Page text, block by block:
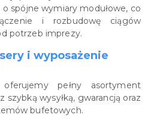
spójne wymiary modułowe, co
i rozbudowę ciągów
potrzeb imprezy.
i wyposażenie
pełny asortyment
wysyłką, gwarancją oraz
bufetowych.